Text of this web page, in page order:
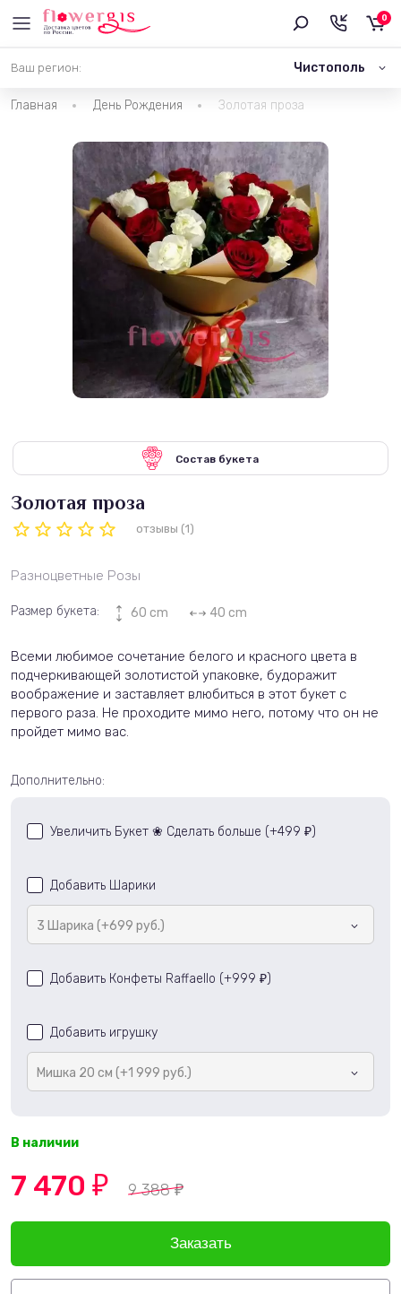
Ваш регион: Чистополь
0
Главная День Рождения Золотая проза
Состав букета
Золотая проза
отзывы (1)
Разноцветные Розы
Размер букета: 60 cm 40 cm
Всеми любимое сочетание белого и красного цвета в
подчеркивающей золотистой упаковке, будоражит
воображение и заставляет влюбиться в этот букет с
первого раза. Не проходите мимо него, потому что он не
пройдет мимо вас.
Дополнительно:
Увеличить Букет ❀ Сделать больше (+499 ₽ )
Добавить Шарики
3 Шарика (+699 руб.)
Добавить Конфеты Raffaello (+999 ₽ )
Добавить игрушку
Мишка 20 см (+1 999 руб.)
В наличии
7 470 ₽ 9 388₽